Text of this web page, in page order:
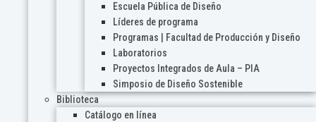
Escuela Pública de Diseño
Líderes de programa
Programas | Facultad de Producción y Diseño
Laboratorios
Proyectos Integrados de Aula – PIA
Simposio de Diseño Sostenible
Biblioteca
Catálogo en línea